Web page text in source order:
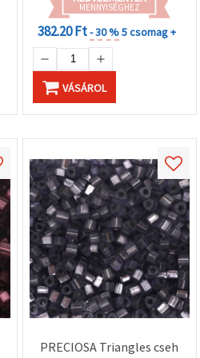
MENNYISÉGHEZ
382.20 Ft- 30 %5 csomag +
VÁSÁROL
PRECIOSA Triangles cseh